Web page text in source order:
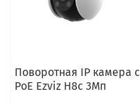
Поворотная IP камера c
PoE Ezviz H8c 3Мп